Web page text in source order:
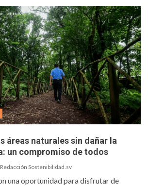
áreas naturales sin dañar la
un compromiso de todos
Redacción Sostenibilidad.sv
una oportunidad para disfrutar de